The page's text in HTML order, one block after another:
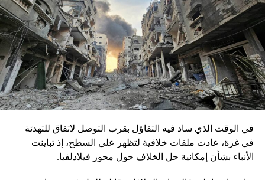
في الوقت الذي ساد فيه التفاؤل بقرب التوصل لاتفاق للتهدئة
في غزة، عادت ملفات خلافية لتظهر على السطح، إذ تباينت
الأنباء بشأن إمكانية حل الخلاف حول محور فيلادلفيا.